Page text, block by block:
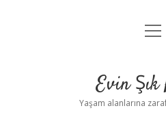
Yasal
Evin Şık
Yaşam alanlarına